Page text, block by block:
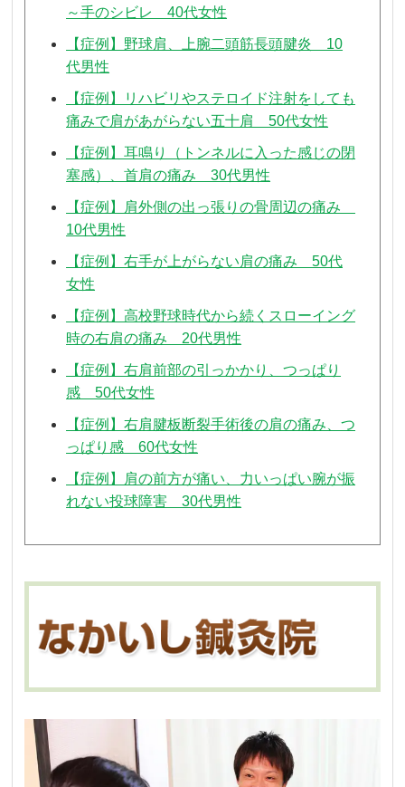
～手のシビレ 40代女性
【症例】野球肩、上腕二頭筋長頭腱炎 10
代男性
【症例】リハビリやステロイド注射をしても
痛みで肩があがらない五十肩 50代女性
【症例】耳鳴り（トンネルに入った感じの閉
塞感）、首肩の痛み 30代男性
【症例】肩外側の出っ張りの骨周辺の痛み
10代男性
【症例】右手が上がらない肩の痛み 50代
女性
【症例】高校野球時代から続くスローイング
時の右肩の痛み 20代男性
【症例】右肩前部の引っかかり、つっぱり
感 50代女性
【症例】右肩腱板断裂手術後の肩の痛み、つ
っぱり感 60代女性
【症例】肩の前方が痛い、力いっぱい腕が振
れない投球障害 30代男性